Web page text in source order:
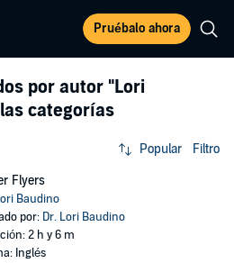
Pruébalo ahora
por autor "Lori
categorías
Popular Filtro
Flyers
Baudino
por: Dr. Lori Baudino
2 h y 6 m
Inglés